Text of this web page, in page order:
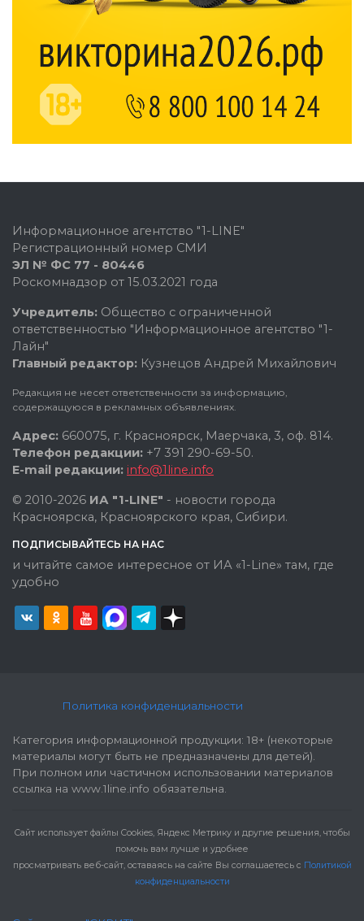
Информационное агентство "1-LINE"
Регистрационный номер СМИ
ЭЛ № ФС 77 - 80446
Роскомнадзор от 15.03.2021 года
Учредитель: Общество с ограниченной
ответственностью "Информационное агентство "1-
Лайн"
Главный редактор: Кузнецов Андрей Михайлович
Редакция не несет ответственности за информацию,
содержащуюся в рекламных объявлениях.
Адрес: 660075, г. Красноярск, Маерчака, 3, оф. 814.
Телефон редакции: +7 391 290-69-50.
E-mail редакции: info@1line.info
© 2010-2026 ИА "1-LINE" - новости города
Красноярска, Красноярского края, Сибири.
ПОДПИСЫВАЙТЕСЬ НА НАС
и читайте самое интересное от ИА «1-Line» там, где
удобно
Политика конфиденциальности
Категория информационной продукции: 18+ (некоторые
материалы могут быть не предназначены для детей).
При полном или частичном использовании материалов
ссылка на www.1line.info обязательна.
Cайт использует файлы Cookies, Яндекс Метрику и другие решения, чтобы
помочь вам лучше и удобнее
просматривать веб-сайт, оставаясь на сайте Вы соглашаетесь с Политикой
конфиденциальности